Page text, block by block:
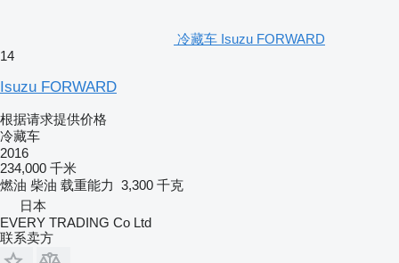
冷藏车 Isuzu FORWARD
14
Isuzu FORWARD
根据请求提供价格
冷藏车
2016
234,000 千米
燃油 柴油 载重能力 3,300 千克
日本
EVERY TRADING Co Ltd
联系卖方